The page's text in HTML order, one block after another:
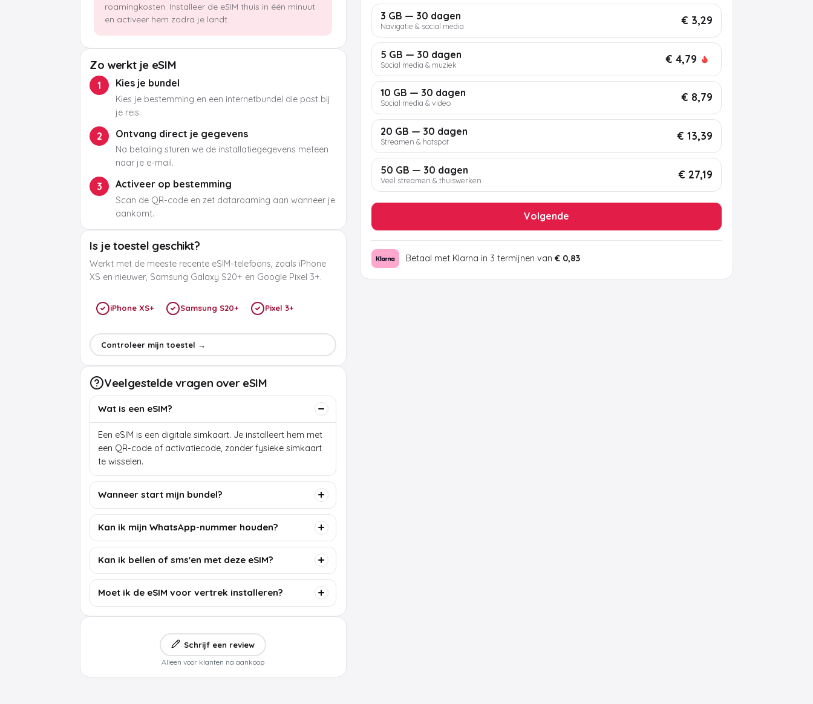
roamingkosten. Installeer de eSIM thuis in één minuut
en activeer hem zodra je landt.
Zo werkt je eSIM
1 Kies je bundel
Kies je bestemming en een internetbundel die past bij
je reis.
2 Ontvang direct je gegevens
Na betaling sturen we de installatiegegevens meteen
naar je e-mail.
3 Activeer op bestemming
Scan de QR-code en zet dataroaming aan wanneer je
aankomt.
Is je toestel geschikt?
Werkt met de meeste recente eSIM-telefoons, zoals iPhone
XS en nieuwer, Samsung Galaxy S20+ en Google Pixel 3+.
iPhone XS+ Samsung S20+ Pixel 3+
Controleer mijn toestel →
Veelgestelde vragen over eSIM
Wat is een eSIM?
Een eSIM is een digitale simkaart. Je installeert hem met
een QR-code of activatiecode, zonder fysieke simkaart
te wisselen.
Wanneer start mijn bundel?
Kan ik mijn WhatsApp-nummer houden?
Kan ik bellen of sms'en met deze eSIM?
Moet ik de eSIM voor vertrek installeren?
Schrijf een review
Alleen voor klanten na aankoop
3 GB — 30 dagen
Navigatie & social media € 3,29
5 GB — 30 dagen
Social media & muziek € 4,79
10 GB — 30 dagen
Social media & video € 8,79
20 GB — 30 dagen
Streamen & hotspot € 13,39
50 GB — 30 dagen
Veel streamen & thuiswerken € 27,19
Volgende
Betaal met Klarna in 3 termijnen van € 0,83